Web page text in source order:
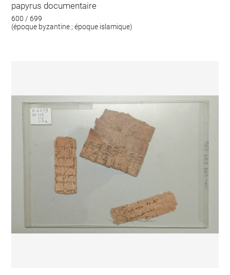
papyrus documentaire
600 / 699
(époque byzantine ; époque islamique)